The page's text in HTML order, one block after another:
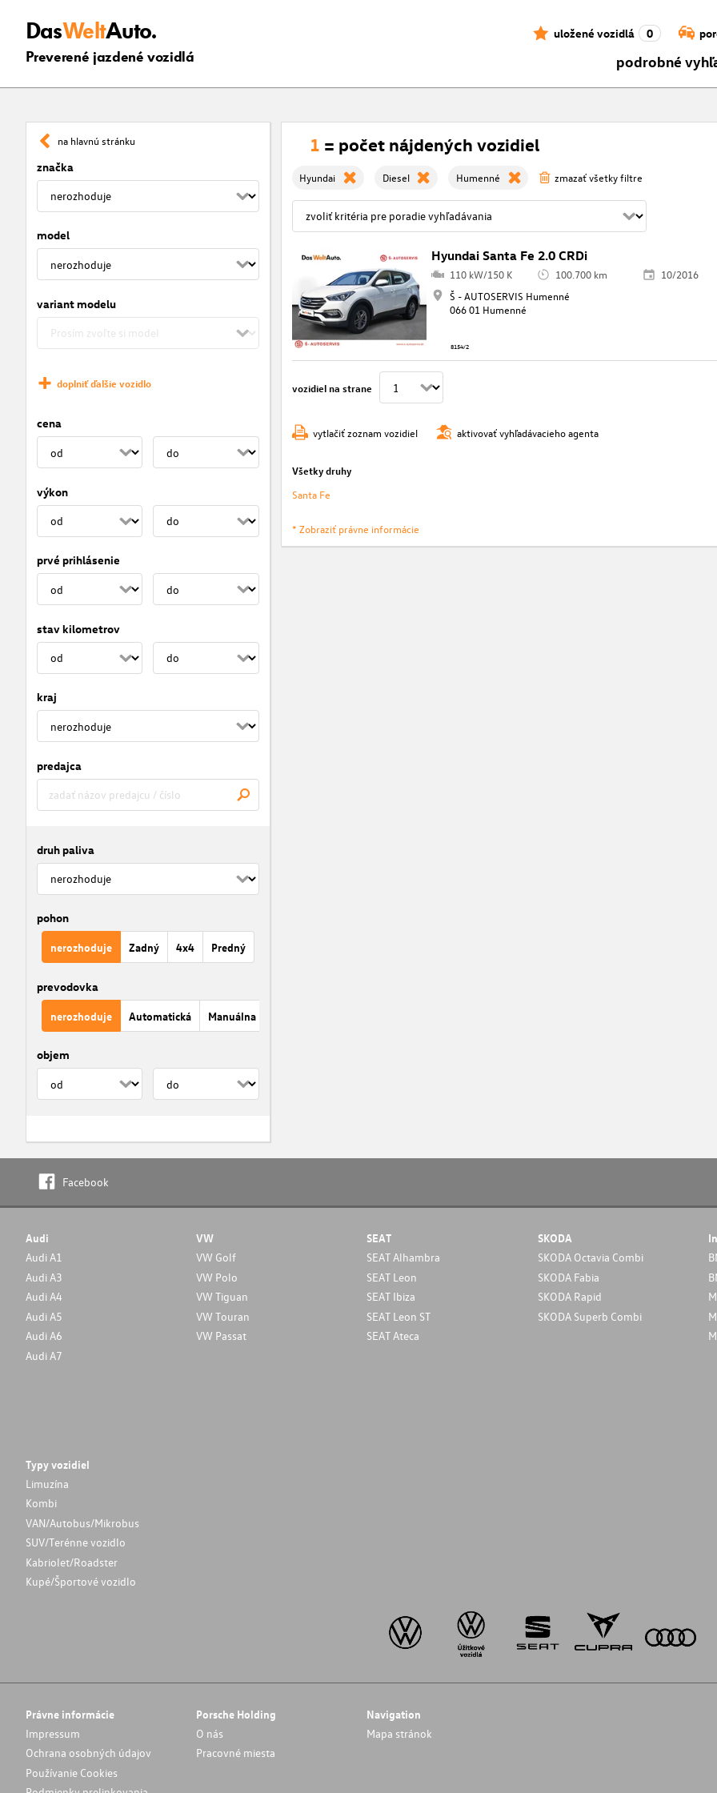
DasWeltAuto.
Preverené jazdené vozidlá
uložené vozidlá 0
podrobné
na hlavnú stránku
značka
model
variant modelu
doplniť ďalšie vozidlo
cena
výkon
prvé prihlásenie
stav kilometrov
kraj
predajca
druh paliva
pohon
nerozhoduje Zadný 4x4 Predný
prevodovka
nerozhoduje Automatická Manuálna
objem
1 = počet nájdených vozidiel
Hyundai Diesel Humenné zmazať všetky filtre
Hyundai Santa Fe 2.0 CRDi
110 kW/150 K 100.700 km
10/2016
Š - AUTOSERVIS Humenné
066 01 Humenné
8154/2
vozidiel na strane
vytlačiť zoznam vozidiel aktivovať vyhľadávacieho agenta
Všetky druhy
Santa Fe
* Zobraziť právne informácie
Facebook
Audi
Audi A1
Audi A3
Audi A4
Audi A5
Audi A6
Audi A7
VW
VW Golf
VW Polo
VW Tiguan
VW Touran
VW Passat
SEAT
SEAT Alhambra
SEAT Leon
SEAT Ibiza
SEAT Leon ST
SEAT Ateca
SKODA
SKODA Octavia Combi
SKODA Fabia
SKODA Rapid
SKODA Superb Combi
Typy vozidiel
Limuzína
Kombi
VAN/Autobus/Mikrobus
SUV/Terénne vozidlo
Kabriolet/Roadster
Kupé/Športové vozidlo
Právne informácie
Impressum
Ochrana osobných údajov
Používanie Cookies
Porsche Holding
O nás
Pracovné miesta
Navigation
Mapa stránok